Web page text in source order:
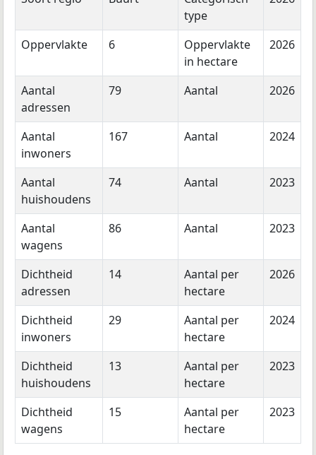
type
Oppervlakte 6
Oppervlakte
in hectare
2026
Aantal
adressen
79 Aantal 2026
Aantal
inwoners
167 Aantal 2024
Aantal
huishoudens
74 Aantal 2023
Aantal
wagens
86 Aantal 2023
Dichtheid
adressen
14
Aantal per
hectare
2026
Dichtheid
inwoners
29
Aantal per
hectare
2024
Dichtheid
huishoudens
13
Aantal per
hectare
2023
Dichtheid
wagens
15
Aantal per
hectare
2023